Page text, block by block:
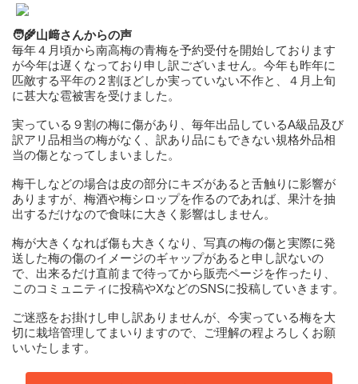
🧑‍🌾山﨑さんからの声
毎年４月頃から南高梅の青梅を予約受付を開始しております
が今年は遅くなっており申し訳ございません。今年も昨年に
匹敵する平年の２割ほどしか実っていない不作と、４月上旬
に甚大な雹被害を受けました。
実っている９割の梅に傷があり、毎年出品しているA級品及び
訳アリ品相当の梅がなく、訳あり品にもできない規格外品相
当の傷となってしまいました。
梅干しなどの場合は皮の部分にキズがあると舌触りに影響が
ありますが、梅酒や梅シロップを作るのであれば、果汁を抽
出するだけなので食味に大きく影響はしません。
梅が大きくなれば傷も大きくなり、写真の梅の傷と実際に発
送した梅の傷のイメージのギャップがあると申し訳ないの
で、出来るだけ直前まで待ってから販売ページを作ったり、
このコミュニティに投稿やXなどのSNSに投稿していきます。
ご迷惑をお掛けし申し訳ありませんが、今実っている梅を大
切に栽培管理してまいりますので、ご理解の程よろしくお願
いいたします。